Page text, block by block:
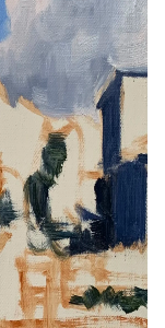
vert phtalo et de
de titane avec une
utiliser la
des demi-teintes